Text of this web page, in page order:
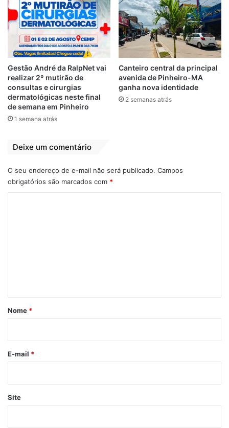
consideração o que a população está
sinalizando”, pontuou.
PorJohn Cutrim
Deputado Eleições 2022 Entrevista
Flávio Dino Maranhão
Gestão André da RalpNet vai
realizar 2º mutirão de
consultas e cirurgias
dermatológicas neste final
de semana em Pinheiro
1 semana atrás
Canteiro central da principal
avenida de Pinheiro-MA
ganha nova identidade
2 semanas atrás
Deixe um comentário
O seu endereço de e-mail não será publicado. Campos
obrigatórios são marcados com *
r
*
Nome *
E-mail *
Site